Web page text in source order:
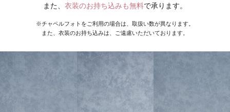
また、 衣装のお持ち込みも無料で承ります。
※チャペルフォトをご利用の場合は、取扱い数が異なります。
また、衣装のお持ち込みは、ご遠慮いただいております。